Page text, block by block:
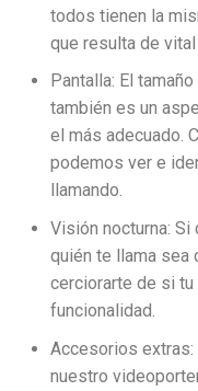
todos tienen la
que resulta de
Pantalla: El
también es un
el más adecuado.
podemos ver e
llamando.
Visión nocturna: Si
quién te llama sea
cerciorarte de si
funcionalidad.
Accesorios extras:
nuestro